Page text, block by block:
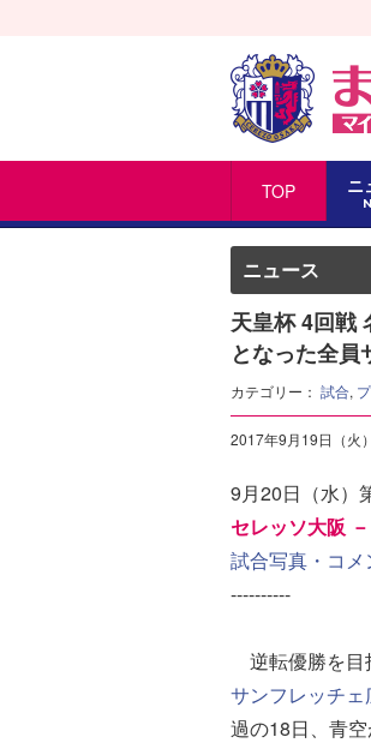
TOP ニ
ニュース
天皇杯 4回戦
となった全
カテゴリー： 試合,
2017年9月19日（火）
9月20日（水）
セレッソ大阪
試合写真・コ
----------
逆転優勝を目
サンフレッチェ
過の18日、青